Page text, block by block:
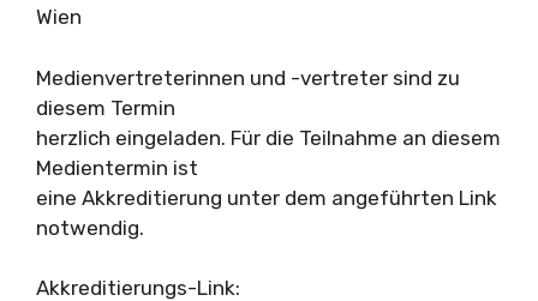
Wien
Medienvertreterinnen und -vertreter sind zu
diesem Termin
herzlich eingeladen. Für die Teilnahme an diesem
Medientermin ist
eine Akkreditierung unter dem angeführten Link
notwendig.
Akkreditierungs-Link: